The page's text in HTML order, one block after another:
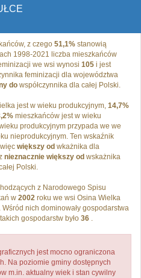
z czego 51,1% stanowią
1998-2021 liczba mieszkańców
we wsi wynosi 105 i jest
feminizacji dla województwa
do współczynnika dla całej Polski.
jest w wieku produkcyjnym, 14,7%
mieszkańców jest w wieku
produkcyjnym przypada we we
nieprodukcyjnym. Ten wskaźnik
większy od wkażnika dla
nieznacznie większy od wskażnika
Polski.
z Narodowego Spisu
w 2002 roku we wsi Osina Wielka
nich dominowały gospodarstwa
gospodarstw było 36 .
jest mocno ograniczona
Na poziomie gminy dostępnych
m.in. aktualny wiek i stan cywilny